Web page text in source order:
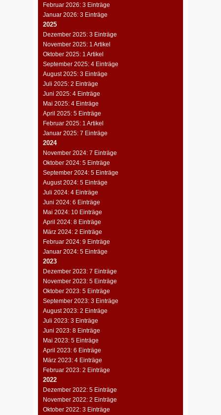
Februar 2026: 3 Einträge
Januar 2026: 3 Einträge
2025
Dezember 2025: 3 Einträge
November 2025: 1 Artikel
Oktober 2025: 1 Artikel
September 2025: 4 Einträge
August 2025: 3 Einträge
Juli 2025: 2 Einträge
Juni 2025: 4 Einträge
Mai 2025: 4 Einträge
April 2025: 5 Einträge
Februar 2025: 1 Artikel
Januar 2025: 7 Einträge
2024
November 2024: 7 Einträge
Oktober 2024: 5 Einträge
September 2024: 5 Einträge
August 2024: 5 Einträge
Juli 2024: 4 Einträge
Juni 2024: 6 Einträge
Mai 2024: 10 Einträge
April 2024: 8 Einträge
März 2024: 2 Einträge
Februar 2024: 9 Einträge
Januar 2024: 5 Einträge
2023
Dezember 2023: 7 Einträge
November 2023: 5 Einträge
Oktober 2023: 5 Einträge
September 2023: 3 Einträge
August 2023: 2 Einträge
Juli 2023: 3 Einträge
Juni 2023: 8 Einträge
Mai 2023: 5 Einträge
April 2023: 6 Einträge
März 2023: 4 Einträge
Februar 2023: 2 Einträge
2022
Dezember 2022: 5 Einträge
November 2022: 2 Einträge
Oktober 2022: 3 Einträge